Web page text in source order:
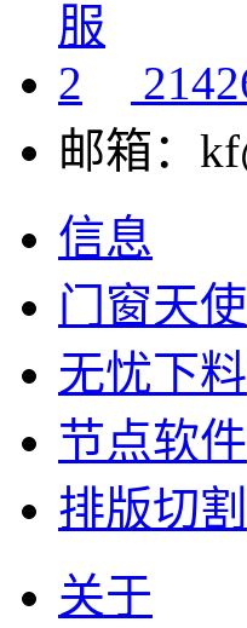
邮箱：
信息
门窗天使
无忧下料
节点软件
排版切割
关于